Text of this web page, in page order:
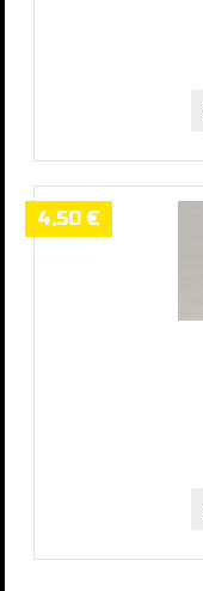
4,50 €